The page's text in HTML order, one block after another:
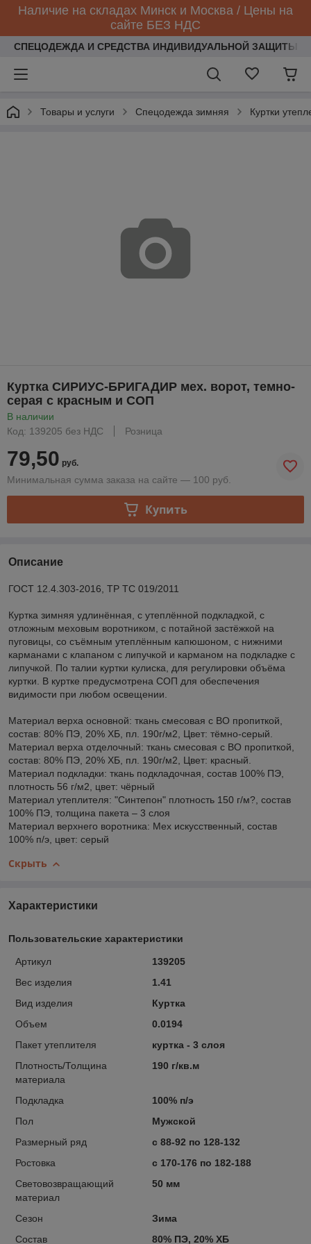
Наличие на складах Минск и Москва / Цены на
сайте БЕЗ НДС
СПЕЦОДЕЖДА И СРЕДСТВА ИНДИВИДУАЛЬНОЙ ЗАЩИТЫ
Товары и услуги Спецодежда зимняя Куртки
Куртка СИРИУС-БРИГАДИР мех. ворот, темно-
серая с красным и СОП
В наличии
Код: 139205 без НДС
Розница
79,50 руб.
Минимальная сумма заказа на сайте — 100 руб.
Купить
Описание
ГОСТ 12.4.303-2016, ТР ТС 019/2011
Куртка зимняя удлинённая, с утеплённой подкладкой, с
отложным меховым воротником, с потайной застёжкой на
пуговицы, со съёмным утеплённым капюшоном, с нижними
карманами с клапаном с липучкой и карманом на подкладке с
липучкой. По талии куртки кулиска, для регулировки объёма
куртки. В куртке предусмотрена СОП для обеспечения
видимости при любом освещении.
Материал верха основной: ткань смесовая с ВО пропиткой,
состав: 80% ПЭ, 20% ХБ, пл. 190г/м2, Цвет: тёмно-серый.
Материал верха отделочный: ткань смесовая с ВО пропиткой,
состав: 80% ПЭ, 20% ХБ, пл. 190г/м2, Цвет: красный.
Материал подкладки: ткань подкладочная, состав 100% ПЭ,
плотность 56 г/м2, цвет: чёрный
Материал утеплителя: "Синтепон" плотность 150 г/м?, состав
100% ПЭ, толщина пакета – 3 слоя
Материал верхнего воротника: Мех искусственный, состав
100% п/э, цвет: серый
Скрыть
Характеристики
Пользовательские характеристики
Артикул
139205
Вес изделия
1.41
Вид изделия
Куртка
Объем
0.0194
Пакет утеплителя
куртка - 3 слоя
Плотность/Толщина
материала
190 г/кв.м
Подкладка
100% п/э
Пол
Мужской
Размерный ряд
с 88-92 по 128-132
Ростовка
с 170-176 по 182-188
Световозвращающий
материал
50 мм
Сезон
Зима
Состав
80% ПЭ, 20% ХБ